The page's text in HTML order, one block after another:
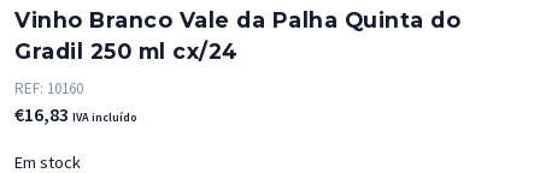
Vinho Branco Vale da Palha Quinta do
Gradil 250 ml cx/24
REF: 10160
€16,83 IVA incluído
Em stock